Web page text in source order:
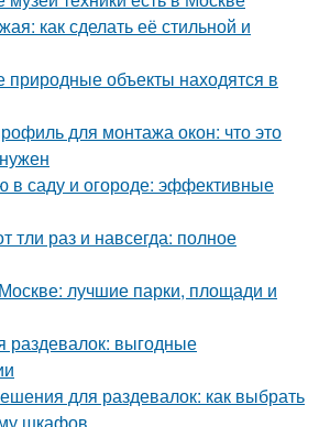
как сделать её стильной и
природные объекты находятся в
для монтажа окон: что это
в саду и огороде: эффективные
тли раз и навсегда: полное
лучшие парки, площади и
выгодные
для раздевалок: как выбрать
шкафов